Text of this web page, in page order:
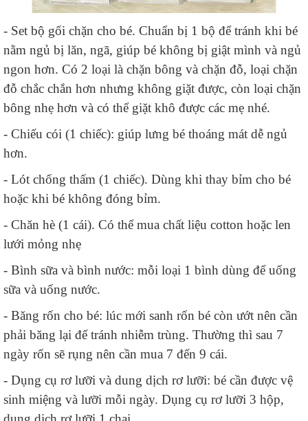
- Set bộ gối chặn cho bé. Chuẩn bị 1 bộ để tránh khi bé
nằm ngủ bị lăn, ngã, giúp bé không bị giật mình và ngủ
ngon hơn. Có 2 loại là chặn bông và chặn đỗ, loại chặn
đỗ chắc chắn hơn nhưng không giặt được, còn loại chặn
bông nhẹ hơn và có thể giặt khô được các mẹ nhé.
- Chiếu cói (1 chiếc): giúp lưng bé thoáng mát dễ ngủ
hơn.
- Lót chống thấm (1 chiếc). Dùng khi thay bỉm cho bé
hoặc khi bé không đóng bỉm.
- Chăn hè (1 cái). Có thể mua chất liệu cotton hoặc len
lưới mỏng nhẹ
- Bình sữa và bình nước: mỗi loại 1 bình dùng để uống
sữa và uống nước.
- Băng rốn cho bé: lúc mới sanh rốn bé còn ướt nên cần
phải băng lại để tránh nhiễm trùng. Thường thì sau 7
ngày rốn sẽ rụng nên cần mua 7 đến 9 cái.
- Dụng cụ rơ lưỡi và dung dịch rơ lưỡi: bé cần được vệ
sinh miệng và lưỡi mỗi ngày. Dụng cụ rơ lưỡi 3 hộp,